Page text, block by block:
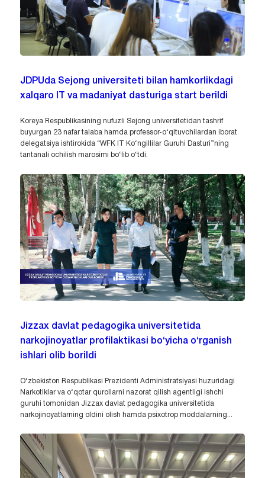
JDPUda Sejong universiteti bilan hamkorlikdagi
xalqaro IT va madaniyat dasturiga start berildi
Koreya Respublikasining nufuzli Sejong universitetidan tashrif
buyurgan 23 nafar talaba hamda professor-o‘qituvchilardan iborat
delegatsiya ishtirokida “WFK IT Ko‘ngillilar Guruhi Dasturi”ning
tantanali ochilish marosimi bo‘lib o‘tdi.
Jizzax davlat pedagogika universitetida
narkojinoyatlar profilaktikasi bo‘yicha o‘rganish
ishlari olib borildi
O‘zbekiston Respublikasi Prezidenti Administratsiyasi huzuridagi
Narkotiklar va o‘qotar qurollarni nazorat qilish agentligi ishchi
guruhi tomonidan Jizzax davlat pedagogika universitetida
narkojinoyatlarning oldini olish hamda psixotrop moddalarning...